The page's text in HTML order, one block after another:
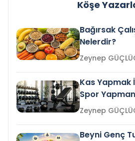
Köşe
Bağırsak
Nelerdir?
Zeynep
Kas Yapmak
Spor
Zeynep
Beyni Genç